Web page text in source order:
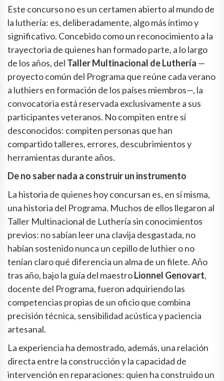
Este concurso no es un certamen abierto al mundo de
la luthería: es, deliberadamente, algo más íntimo y
significativo. Concebido como un reconocimiento a la
trayectoria de quienes han formado parte, a lo largo
de los años, del Taller Multinacional de Luthería —
proyecto común del Programa que reúne cada verano
a luthiers en formación de los países miembros—, la
convocatoria está reservada exclusivamente a sus
participantes veteranos. No compiten entre sí
desconocidos: compiten personas que han
compartido talleres, errores, descubrimientos y
herramientas durante años.
De no saber nada a construir un instrumento
La historia de quienes hoy concursan es, en sí misma,
una historia del Programa. Muchos de ellos llegaron al
Taller Multinacional de Luthería sin conocimientos
previos: no sabían leer una clavija desgastada, no
habían sostenido nunca un cepillo de luthier o no
tenían claro qué diferencia un alma de un filete. Año
tras año, bajo la guía del maestroLionnel Genovart,
docente del Programa, fueron adquiriendo las
competencias propias de un oficio que combina
precisión técnica, sensibilidad acústica y paciencia
artesanal.
La experiencia ha demostrado, además, una relación
directa entre la construcción y la capacidad de
intervención en reparaciones: quien ha construido un